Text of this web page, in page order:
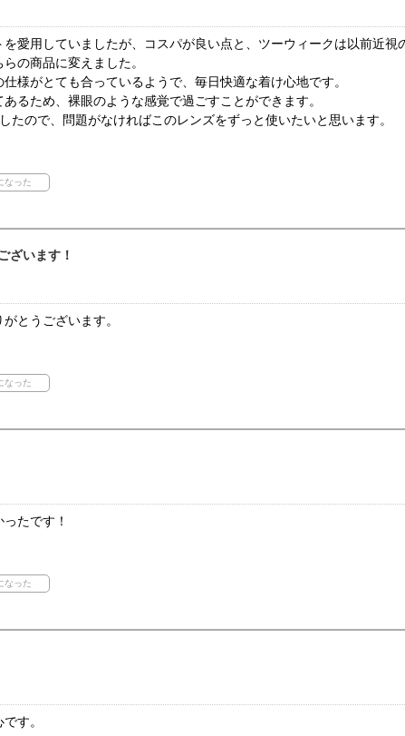
愛用していましたが、コスパが良い点と、ツーウィークは以前近視
の商品に変えました。
様がとても合っているようで、毎日快適な着け心地です。
るため、裸眼のような感覚で過ごすことができます。
たので、問題がなければこのレンズをずっと使いたいと思います。
ざいます！
とうございます。
たです！
す。